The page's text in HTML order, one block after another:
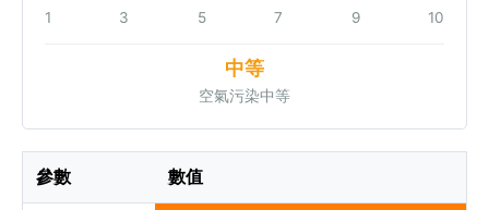
1 3 5 7 9 10
中等
空氣污染中等
參數 數值